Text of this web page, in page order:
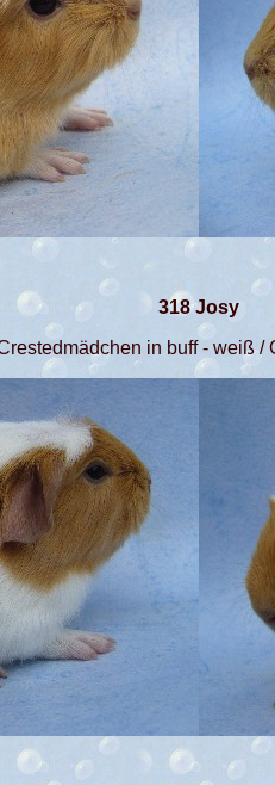
318 Josy
in buff - weiß /